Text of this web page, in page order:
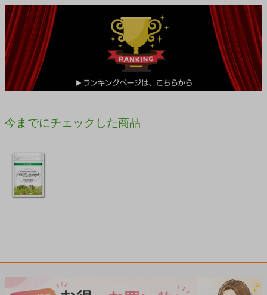
今までにチェックした商品